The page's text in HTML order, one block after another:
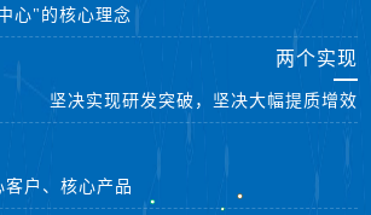
心"的核心理念
两个实现
坚决实现研发突破，坚决大幅提质增效
户、核心产品